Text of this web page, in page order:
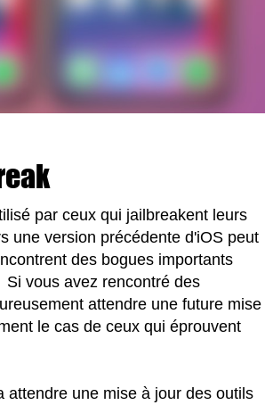
par ceux qui jailbreakent leurs
une version précédente d'iOS peut
des bogues importants
vous avez rencontré des
attendre une future mise
le cas de ceux qui éprouvent
attendre une mise à jour des outils